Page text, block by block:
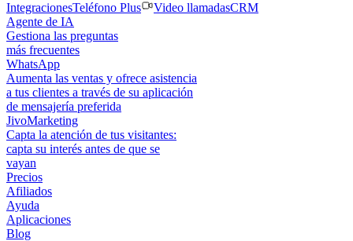
IntegracionesTeléfono Plus Video llamadasCRM
Agente de IA
Gestiona las preguntas
más frecuentes
WhatsApp
Aumenta las ventas y ofrece asistencia
a tus clientes a través de su aplicación
de mensajería preferida
JivoMarketing
Capta la atención de tus visitantes:
capta su interés antes de que se
vayan
Precios
Afiliados
Ayuda
Aplicaciones
Blog